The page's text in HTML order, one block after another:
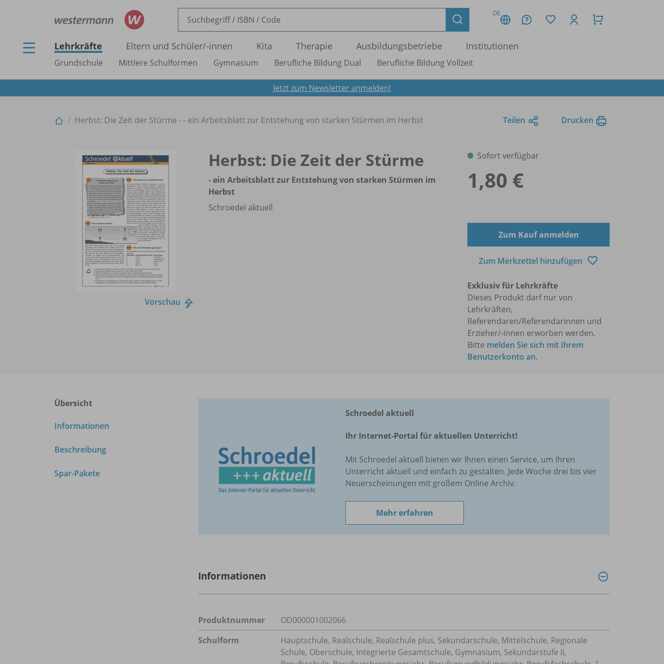
DE
Lehrkräfte Eltern und Schüler/-innen Kita Therapie Ausbildungsbetriebe Institutionen
Grundschule Mittlere Schulformen Gymnasium Berufliche Bildung Dual Berufliche Bildung Vollzeit
Jetzt zum Newsletter anmelden!
Herbst: Die Zeit der Stürme - - ein Arbeitsblatt zur Entstehung von starken Stürmen im Herbst Teilen Drucken
Vorschau
Herbst: Die Zeit der Stürme
- ein Arbeitsblatt zur Entstehung von starken Stürmen im
Herbst
Schroedel aktuell
Sofort verfügbar
1,80 €
Zum Kauf anmelden
Zum Merkzettel hinzufügen
Exklusiv für Lehrkräfte
Dieses Produkt darf nur von
Lehrkräften,
Referendaren/Referendarinnen und
Erzieher/-innen erworben werden.
Bitte melden Sie sich mit Ihrem
Benutzerkonto an.
Übersicht
Informationen
Beschreibung
Spar-Pakete
Schroedel aktuell
Ihr Internet-Portal für aktuellen Unterricht!
Mit Schroedel aktuell bieten wir Ihnen einen Service, um Ihren
Unterricht aktuell und einfach zu gestalten. Jede Woche drei bis vier
Neuerscheinungen mit großem Online Archiv.
Mehr erfahren
Informationen
Produktnummer
OD000001002066
Schulform
Hauptschule, Realschule, Realschule plus, Sekundarschule, Mittelschule, Regionale
Schule, Oberschule, Integrierte Gesamtschule, Gymnasium, Sekundarstufe II,